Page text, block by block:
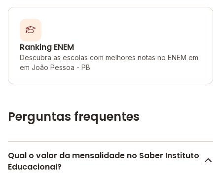
Ranking ENEM
Descubra as escolas com melhores notas no ENEM em
em João Pessoa - PB
Perguntas frequentes
Qual o valor da mensalidade no Saber Instituto
Educacional?